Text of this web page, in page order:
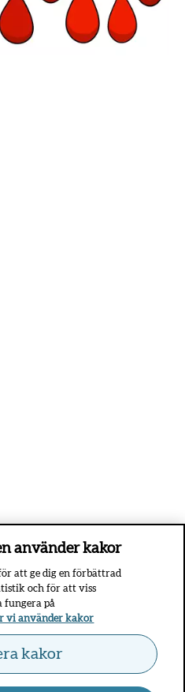
använder kakor
att ge dig en förbättrad
och för att viss
fungera på
vi använder kakor
kakor